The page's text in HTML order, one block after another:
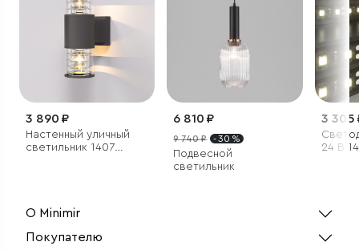
3 890 ₽
Настенный уличный
светильник 1407
6 810 ₽
9 740 ₽ - 30 %
Подвесной
светильник
3 305
24 В
О Minimir
Покупателю